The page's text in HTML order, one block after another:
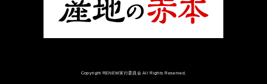
Copyright RENEW実行委員会 All Rights Reserved.